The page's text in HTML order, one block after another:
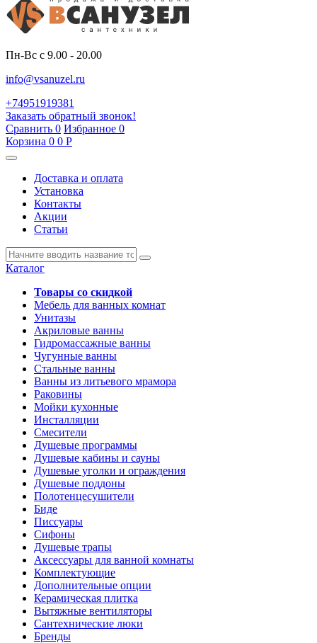
Пн-Вс с 9.00 - 20.00
info@vsanuzel.ru
+74951919381
Заказать обратный звонок!
Сравнить 0 Избранное 0
Корзина 0 0 Р
Доставка и оплата
Установка
Контакты
Акции
Статьи
Каталог
Товары со скидкой
Мебель для ванных комнат
Унитазы
Акриловые ванны
Гидромассажные ванны
Чугунные ванны
Стальные ванны
Ванны из литьевого мрамора
Раковины
Мойки кухонные
Инсталляции
Смесители
Душевые программы
Душевые кабины и сауны
Душевые уголки и ограждения
Душевые поддоны
Полотенцесушители
Биде
Писсуары
Сифоны
Душевые трапы
Аксессуары для ванной комнаты
Комплектующие
Дополнительные опции
Керамическая плитка
Вытяжные вентиляторы
Сантехнические люки
Бренды